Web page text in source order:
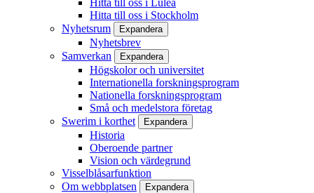
Hitta till oss i Stockholm
Nyhetsrum
Expandera
Nyhetsbrev
Samverkan
Expandera
Högskolor och universitet
Internationella forskningsprogram
Nationella forskningsprogram
Små och medelstora företag
Swerim i korthet
Expandera
Historia
Oberoende partner
Vision och värdegrund
Visselblåsarfunktion
Om webbplatsen
Expandera